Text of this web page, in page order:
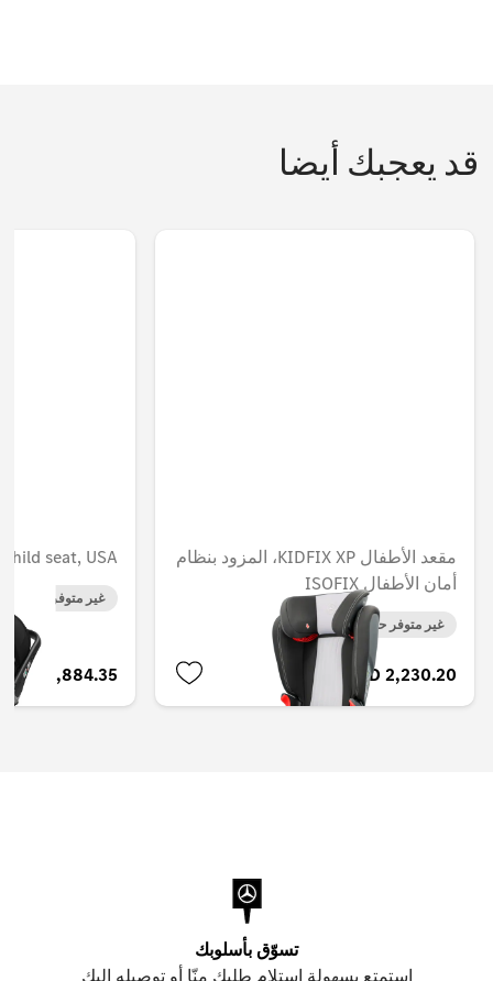
قد يعجبك أيضا
مقعد الأطفال KIDFIX XP، المزود بنظام
أمان الأطفال ISOFIX
غير متوفر حاليا
AED 2,230.20
seat, USA
غير متوفر حاليا
AED 2,884.35
تسوّق بأسلوبك
استمتع بسهولة استلام طلبك منّا أو توصيله إليك